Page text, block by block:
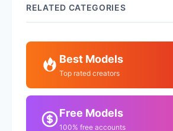
RELATED CATEGORIES
Best Models
Top rated creators
Free Models
100% free accounts